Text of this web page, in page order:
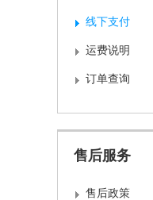
线下支付
运费说明
订单查询
售后服务
售后政策